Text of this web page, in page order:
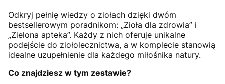
Odkryj pełnię wiedzy o ziołach dzięki dwóm
bestsellerowym poradnikom: „Zioła dla zdrowia” i
„Zielona apteka”. Każdy z nich oferuje unikalne
podejście do ziołolecznictwa, a w komplecie stanowią
idealne uzupełnienie dla każdego miłośnika natury.
Co znajdziesz w tym zestawie?